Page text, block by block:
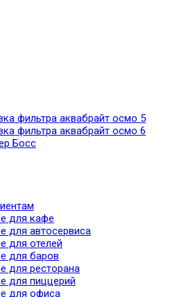
фильтра аквабрайт осмо 5
фильтра аквабрайт осмо 6
Босс
для кафе
для автосервиса
для отелей
для баров
для ресторана
для пиццерий
для офиса